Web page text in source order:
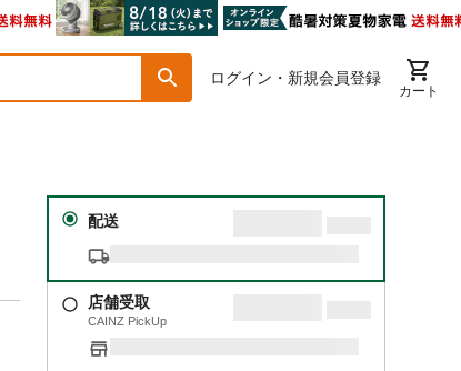
ログイン・新規会員登録
カート
配送
店舗受取
CAINZ PickUp